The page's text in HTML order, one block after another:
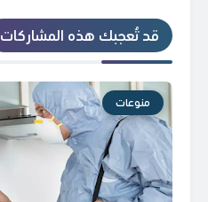
قد تُعجبك هذه المشاركات
منوعات